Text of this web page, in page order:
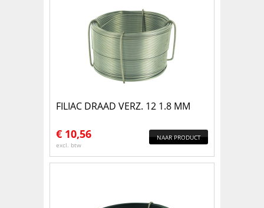
FILIAC DRAAD VERZ. 12 1.8 MM
€ 10,56
excl. btw
NAAR PRODUCT